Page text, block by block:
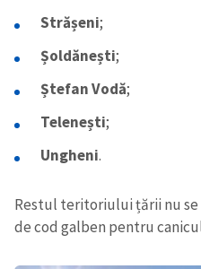
Strășeni;
Șoldănești;
Ștefan Vodă;
Telenești;
Ungheni.
Restul teritoriului țării nu
de cod galben pentru